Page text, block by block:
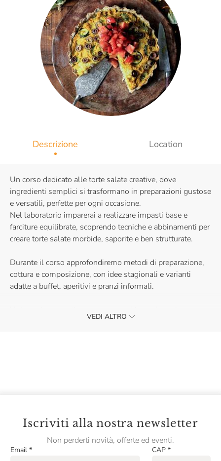
Descrizione Location
Un corso dedicato alle torte salate creative, dove
ingredienti semplici si trasformano in preparazioni gustose
e versatili, perfette per ogni occasione.
Nel laboratorio imparerai a realizzare impasti base e
farciture equilibrate, scoprendo tecniche e abbinamenti per
creare torte salate morbide, saporite e ben strutturate.
Durante il corso approfondiremo metodi di preparazione,
cottura e composizione, con idee stagionali e varianti
adatte a buffet, aperitivi e pranzi informali.
casalinga e desidera arricchire il proprio repertorio con
VEDI ALTRO
Iscriviti alla nostra newsletter
Non perderti novità, offerte ed eventi.
Email * CAP *